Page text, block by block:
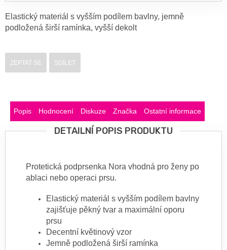
Elastický materiál s vyšším podílem bavlny, jemně
podložená širší ramínka, vyšší dekolt
ZEPTAT SE SDÍLET
Popis Hodnocení Diskuze Značka Ostatní informace
DETAILNÍ POPIS PRODUKTU
Protetická podprsenka Nora vhodná pro ženy po
ablaci nebo operaci prsu.
Elastický materiál s vyšším podílem bavlny
zajišťuje pěkný tvar a maximální oporu
prsu
Decentní květinový vzor
Jemně podložená širší ramínka